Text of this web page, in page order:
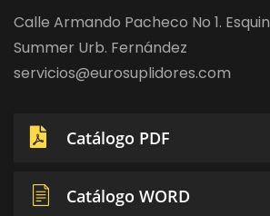
Calle Armando Pacheco No 1.
Summer Urb. Fernández
servicios@eurosuplidores.com
Catálogo PDF
Catálogo WORD